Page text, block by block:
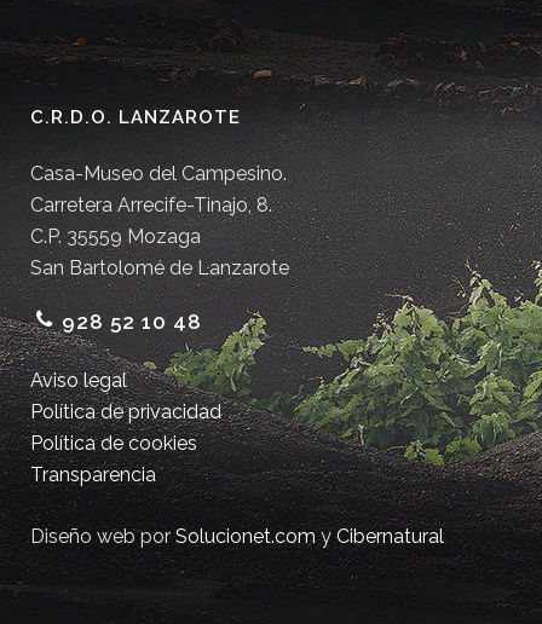
C.R.D.O. LANZAROTE
Casa-Museo del Campesino.
Carretera Arrecife-Tinajo, 8.
C.P. 35559 Mozaga
San Bartolomé de Lanzarote
928 52 10 48
Aviso legal
Política de privacidad
Política de cookies
Transparencia
Diseño web porSolucionet.comyCibernatural